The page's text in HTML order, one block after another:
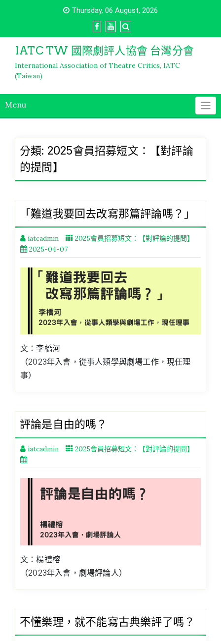
Thursday, 06 August, 2026
IATC TW 國際劇評人協會 台灣分會
International Association of Theatre Critics, IATC
(Taiwan)
Menu
分類: 2025會員招募短文：【對評論
的提問】
「難道我要回去改寫那篇評論嗎？」
iatcadmin
2025會員招募短文：【對評論的提問】
2025-04-07
文：李橋河
（2023年入會，從事人類學與劇場工作，現任理
事）
評論是自由的嗎？
iatcadmin 2025會員招募短文：【對評論的提問】
文：楊禮榕
（2023年入會，劇場評論人）
不懂樂理，就不能寫古典樂評了嗎？